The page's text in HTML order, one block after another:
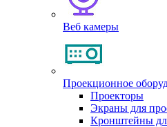
Веб камеры
Проекционное
Проекторы
Экраны для
Кронштейны